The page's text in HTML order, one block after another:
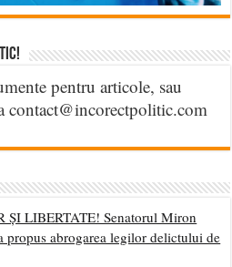
pentru articole, sau
contact@incorectpolitic.com
ȘI LIBERTATE! Senatorul Miron
propus abrogarea legilor delictului de